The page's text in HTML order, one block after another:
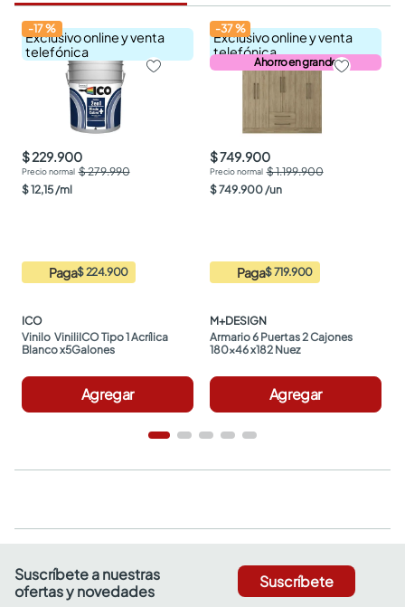
Exclusivo online y venta
telefónica
-17%
$ 229.900
$ 279.990
$12,15 /ml
Paga$ 224.900
ICO
Vinilo  ViniliICO Tipo 1 Acrílica
Blanco x5Galones
Agregar
Exclusivo online y venta
telefónica
Ahorro en grande
-37%
$ 749.900
$ 1.199.900
$749.900 /un
Paga$ 719.900
M+DESIGN
Armario 6 Puertas 2 Cajones
180x46 x182 Nuez
Agregar
Suscríbete a nuestras
ofertas y novedades
Suscríbete